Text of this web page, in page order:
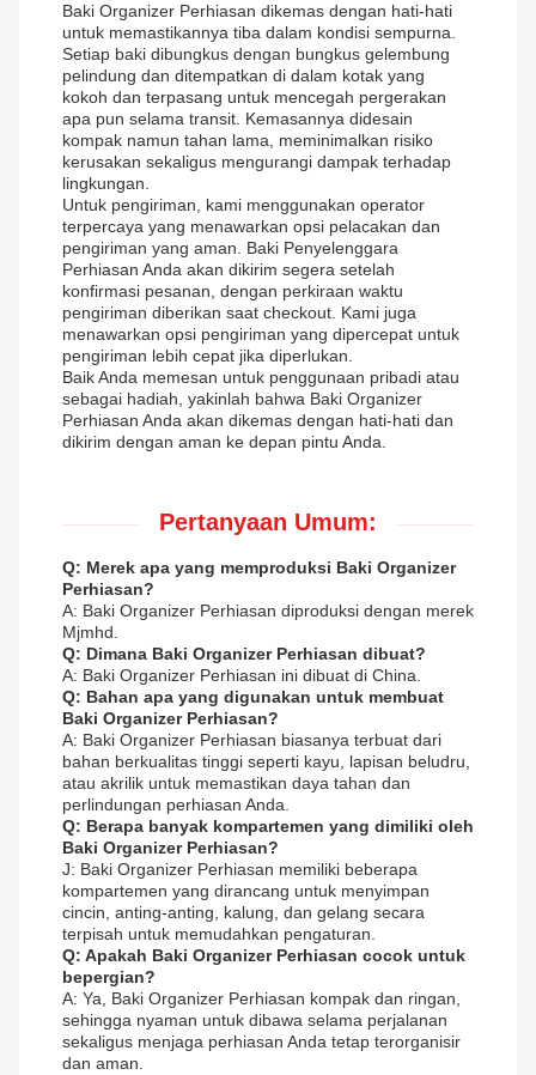
Baki Organizer Perhiasan dikemas dengan hati-hati
untuk memastikannya tiba dalam kondisi sempurna.
Setiap baki dibungkus dengan bungkus gelembung
pelindung dan ditempatkan di dalam kotak yang
kokoh dan terpasang untuk mencegah pergerakan
apa pun selama transit. Kemasannya didesain
kompak namun tahan lama, meminimalkan risiko
kerusakan sekaligus mengurangi dampak terhadap
lingkungan.
Untuk pengiriman, kami menggunakan operator
terpercaya yang menawarkan opsi pelacakan dan
pengiriman yang aman. Baki Penyelenggara
Perhiasan Anda akan dikirim segera setelah
konfirmasi pesanan, dengan perkiraan waktu
pengiriman diberikan saat checkout. Kami juga
menawarkan opsi pengiriman yang dipercepat untuk
pengiriman lebih cepat jika diperlukan.
Baik Anda memesan untuk penggunaan pribadi atau
sebagai hadiah, yakinlah bahwa Baki Organizer
Perhiasan Anda akan dikemas dengan hati-hati dan
dikirim dengan aman ke depan pintu Anda.
Pertanyaan Umum:
Q: Merek apa yang memproduksi Baki Organizer
Perhiasan?
A: Baki Organizer Perhiasan diproduksi dengan merek
Mjmhd.
Q: Dimana Baki Organizer Perhiasan dibuat?
A: Baki Organizer Perhiasan ini dibuat di China.
Q: Bahan apa yang digunakan untuk membuat
Baki Organizer Perhiasan?
A: Baki Organizer Perhiasan biasanya terbuat dari
bahan berkualitas tinggi seperti kayu, lapisan beludru,
atau akrilik untuk memastikan daya tahan dan
perlindungan perhiasan Anda.
Q: Berapa banyak kompartemen yang dimiliki oleh
Baki Organizer Perhiasan?
J: Baki Organizer Perhiasan memiliki beberapa
kompartemen yang dirancang untuk menyimpan
cincin, anting-anting, kalung, dan gelang secara
terpisah untuk memudahkan pengaturan.
Q: Apakah Baki Organizer Perhiasan cocok untuk
bepergian?
A: Ya, Baki Organizer Perhiasan kompak dan ringan,
sehingga nyaman untuk dibawa selama perjalanan
sekaligus menjaga perhiasan Anda tetap terorganisir
dan aman.